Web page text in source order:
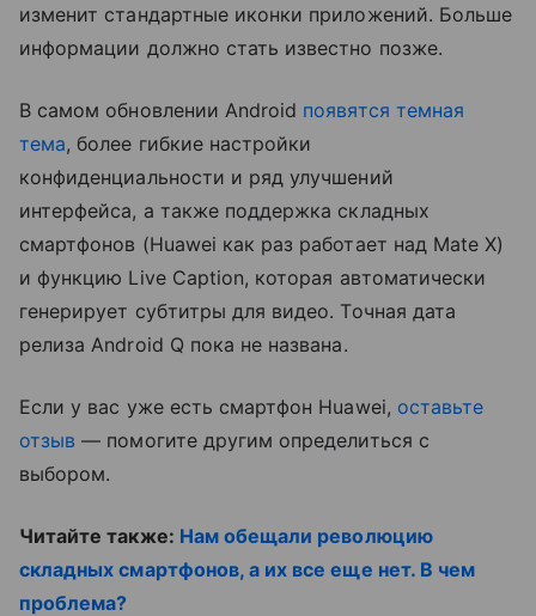
изменит стандартные иконки приложений. Больше
информации должно стать известно позже.
В самом обновлении Android появятся темная
тема, более гибкие настройки
конфиденциальности и ряд улучшений
интерфейса, а также поддержка складных
смартфонов (Huawei как раз работает над Mate X)
и функцию Live Caption, которая автоматически
генерирует субтитры для видео. Точная дата
релиза Android Q пока не названа.
Если у вас уже есть смартфон Huawei, оставьте
отзыв — помогите другим определиться с
выбором.
Читайте также: Нам обещали революцию
складных смартфонов, а их все еще нет. В чем
проблема?